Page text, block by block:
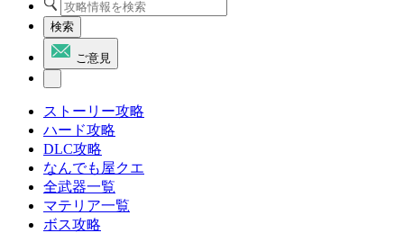
検索
ご意見
ストーリー攻略
ハード攻略
DLC攻略
なんでも屋クエ
全武器一覧
マテリア一覧
ボス攻略